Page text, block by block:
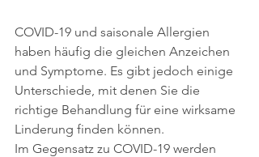
COVID-19 und saisonale Allergien
haben häufig die gleichen Anzeichen
und Symptome. Es gibt jedoch einige
Unterschiede, mit denen Sie die
richtige Behandlung für eine wirksame
Linderung finden können.
Im Gegensatz zu COVID-19 werden